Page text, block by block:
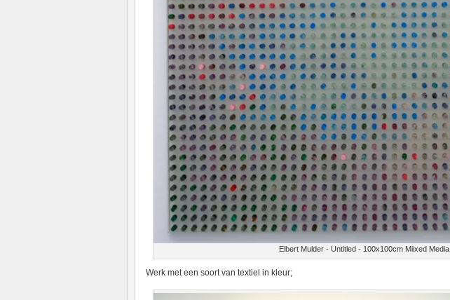
Elbert Mulder - Untitled - 100x100cm Miixed Media
Werk met een soort van textiel in kleur;